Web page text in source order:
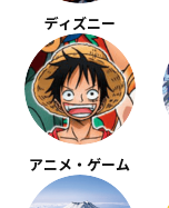
ディズニー
アニメ・ゲーム